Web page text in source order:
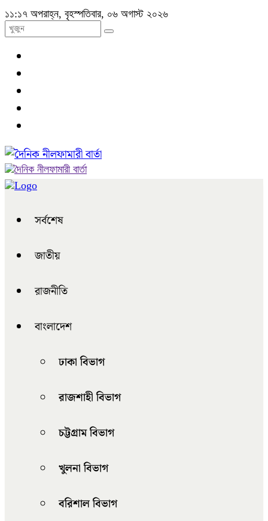
১১:১৭ অপরাহ্ন, বৃহস্পতিবার, ০৬ অগাস্ট ২০২৬
সর্বশেষ
জাতীয়
রাজনীতি
বাংলাদেশ
ঢাকা বিভাগ
রাজশাহী বিভাগ
চট্টগ্রাম বিভাগ
খুলনা বিভাগ
বরিশাল বিভাগ